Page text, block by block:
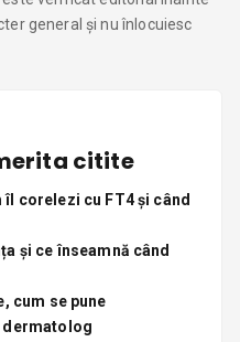
general și nu înlocuiesc
citite
corelezi cu FT4 și când
și ce înseamnă când
cum se pune
dermatolog